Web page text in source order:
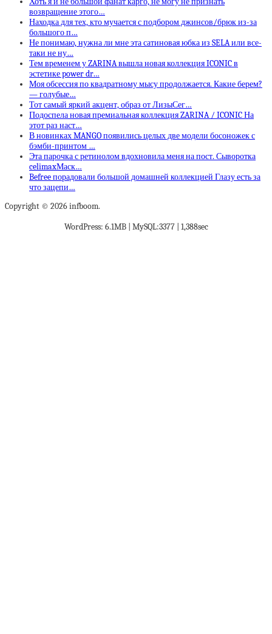
возвращение этого…
Находка для тех, кто мучается с подбором джинсов/брюк из-за
большого п…
Не понимаю, нужна ли мне эта сатиновая юбка из SELA или все-
таки не ну…
Тем временем у ZARINA вышла новая коллекция ICONIC в
эстетике power dr…
Моя обсессия по квадратному мысу продолжается. Какие берем?
— голубые…
Тот самый яркий акцент, образ от ЛизыСег…
Подоспела новая премиальная коллекция ZARINA / ICONIC На
этот раз наст…
В новинках MANGO появились целых две модели босоножек с
бэмби-принтом …
Эта парочка с ретинолом вдохновила меня на пост. Сыворотка
celimaxМаск…
Befree порадовали большой домашней коллекцией Глазу есть за
что зацепи…
Copyright © 2026 infboom.
WordPress: 6.1MB | MySQL:3377 | 1,388sec